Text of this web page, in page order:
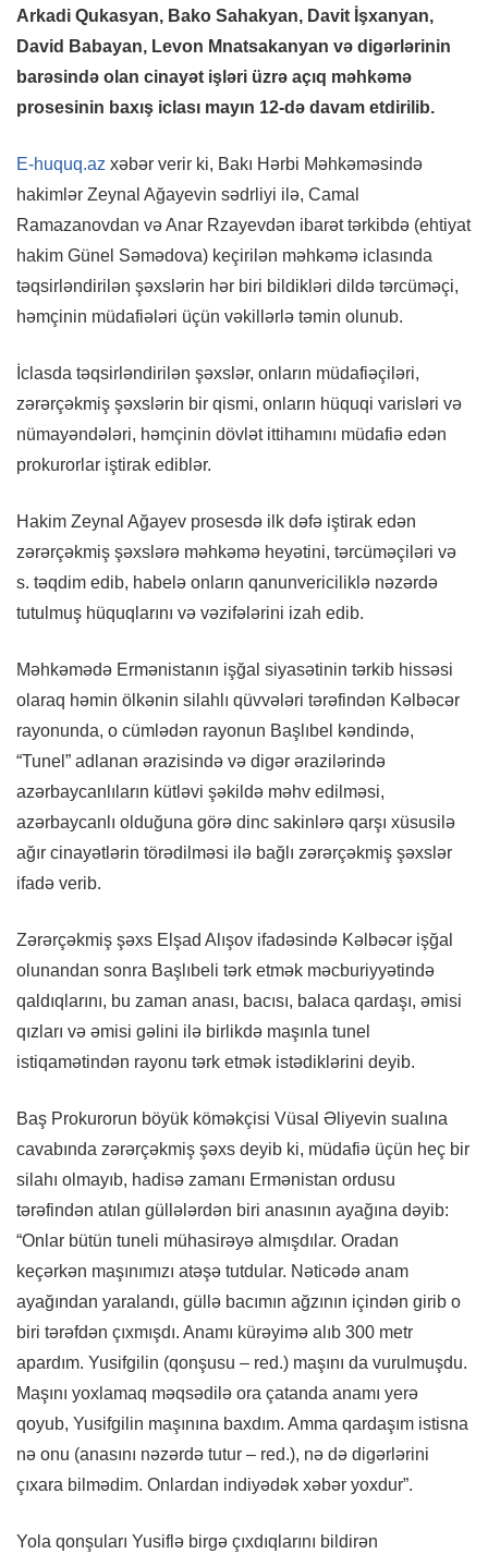
Arkadi Qukasyan, Bako Sahakyan, Davit İşxanyan,
David Babayan, Levon Mnatsakanyan və digərlərinin
barəsində olan cinayət işləri üzrə açıq məhkəmə
prosesinin baxış iclası mayın 12-də davam etdirilib.
E-huquq.az xəbər verir ki, Bakı Hərbi Məhkəməsində
hakimlər Zeynal Ağayevin sədrliyi ilə, Camal
Ramazanovdan və Anar Rzayevdən ibarət tərkibdə (ehtiyat
hakim Günel Səmədova) keçirilən məhkəmə iclasında
təqsirləndirilən şəxslərin hər biri bildikləri dildə tərcüməçi,
həmçinin müdafiələri üçün vəkillərlə təmin olunub.
İclasda təqsirləndirilən şəxslər, onların müdafiəçiləri,
zərərçəkmiş şəxslərin bir qismi, onların hüquqi varisləri və
nümayəndələri, həmçinin dövlət ittihamını müdafiə edən
prokurorlar iştirak ediblər.
Hakim Zeynal Ağayev prosesdə ilk dəfə iştirak edən
zərərçəkmiş şəxslərə məhkəmə heyətini, tərcüməçiləri və
s. təqdim edib, habelə onların qanunvericiliklə nəzərdə
tutulmuş hüquqlarını və vəzifələrini izah edib.
Məhkəmədə Ermənistanın işğal siyasətinin tərkib hissəsi
olaraq həmin ölkənin silahlı qüvvələri tərəfindən Kəlbəcər
rayonunda, o cümlədən rayonun Başlıbel kəndində,
“Tunel” adlanan ərazisində və digər ərazilərində
azərbaycanlıların kütləvi şəkildə məhv edilməsi,
azərbaycanlı olduğuna görə dinc sakinlərə qarşı xüsusilə
ağır cinayətlərin törədilməsi ilə bağlı zərərçəkmiş şəxslər
ifadə verib.
Zərərçəkmiş şəxs Elşad Alışov ifadəsində Kəlbəcər işğal
olunandan sonra Başlıbeli tərk etmək məcburiyyətində
qaldıqlarını, bu zaman anası, bacısı, balaca qardaşı, əmisi
qızları və əmisi gəlini ilə birlikdə maşınla tunel
istiqamətindən rayonu tərk etmək istədiklərini deyib.
Baş Prokurorun böyük köməkçisi Vüsal Əliyevin sualına
cavabında zərərçəkmiş şəxs deyib ki, müdafiə üçün heç bir
silahı olmayıb, hadisə zamanı Ermənistan ordusu
tərəfindən atılan güllələrdən biri anasının ayağına dəyib:
“Onlar bütün tuneli mühasirəyə almışdılar. Oradan
keçərkən maşınımızı atəşə tutdular. Nəticədə anam
ayağından yaralandı, güllə bacımın ağzının içindən girib o
biri tərəfdən çıxmışdı. Anamı kürəyimə alıb 300 metr
apardım. Yusifgilin (qonşusu – red.) maşını da vurulmuşdu.
Maşını yoxlamaq məqsədilə ora çatanda anamı yerə
qoyub, Yusifgilin maşınına baxdım. Amma qardaşım istisna
nə onu (anasını nəzərdə tutur – red.), nə də digərlərini
çıxara bilmədim. Onlardan indiyədək xəbər yoxdur”.
Yola qonşuları Yusiflə birgə çıxdıqlarını bildirən